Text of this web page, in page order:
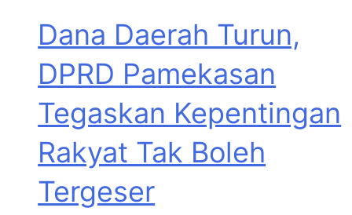
Dana Daerah Turun,
DPRD Pamekasan
Tegaskan Kepentingan
Rakyat Tak Boleh
Tergeser